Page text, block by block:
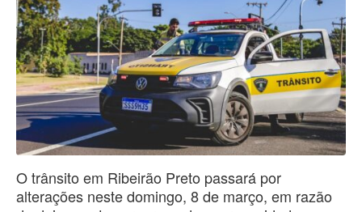
O trânsito em Ribeirão Preto passará por
alterações neste domingo, 8 de março, em razão